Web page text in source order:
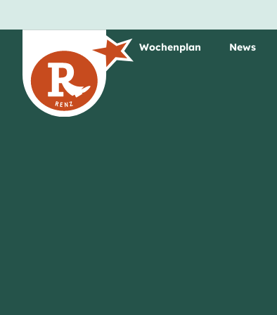
Unsere Tanzkurse Wochenplan News